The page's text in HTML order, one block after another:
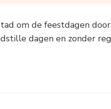
om de feestdagen
dagen en zonder